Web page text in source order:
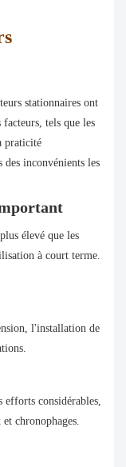
stationnaires ont
tels que les
praticité
des inconvénients les
élevé que les
à court terme.
l'installation de
efforts considérables,
chronophages.